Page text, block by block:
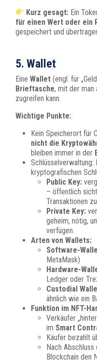
Kurz gesagt: Ein
für einen Wert oder ein
gespeichert und
5. Wallet
Eine Wallet (engl. für
Brieftasche, mit der man
zugreifen kann.
Wichtige Punkte:
Kein Speicherort für
nicht die
bleiben immer in der
kryptografischen
Public Key:
– öffentlich
Transaktionen
Private Key:
geheim, nötig,
verfügen.
Arten von Wallets:
Software-
MetaMask)
Hardware-
Ledger oder
Custodial
ähnlich wie ein
Funktion im NFT-
Verkäufer
im Smart
Käufer bezahlt
Nach
Blockchain den